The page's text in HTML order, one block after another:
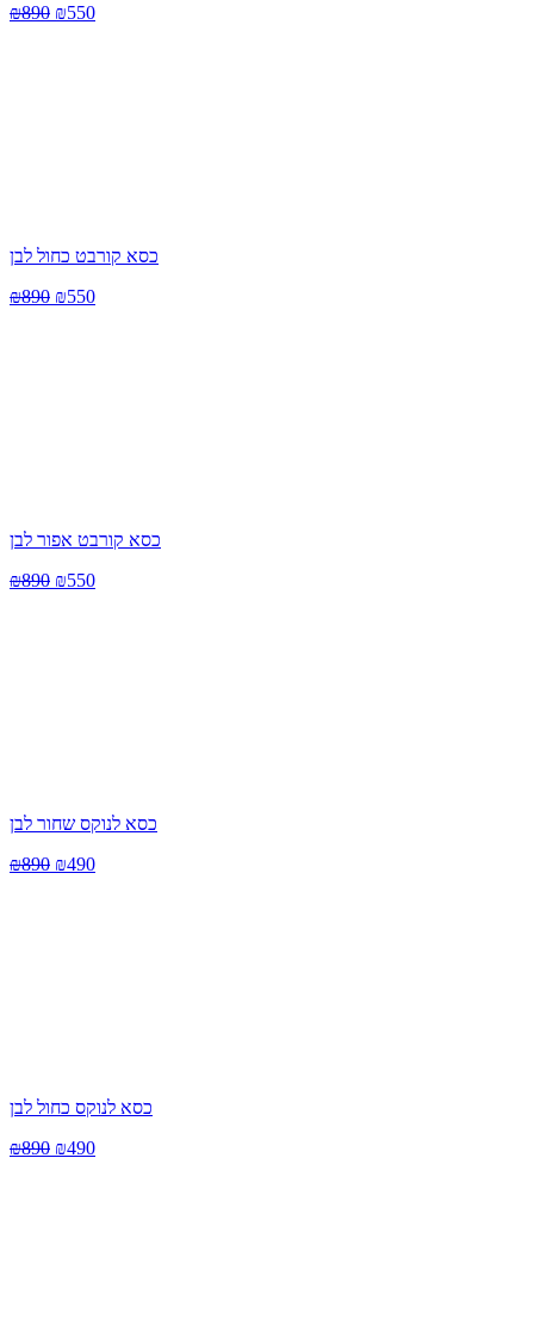
₪890 ₪550
כסא קורבט כחול לבן
₪890 ₪550
כסא קורבט אפור לבן
₪890 ₪550
כסא לנוקס שחור לבן
₪890 ₪490
כסא לנוקס כחול לבן
₪890 ₪490